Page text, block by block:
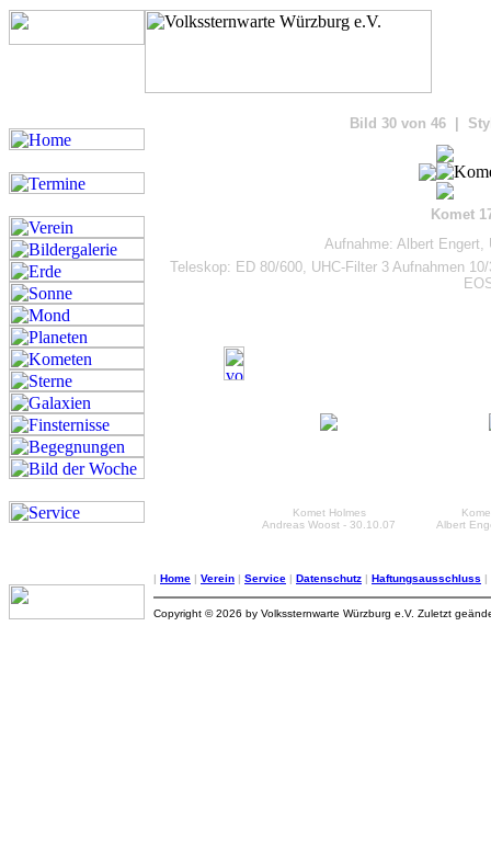
Bild 30 von 46 |
Komet
Aufnahme: Albert Engert,
Teleskop: ED 80/600, UHC-Filter 3 Aufnahmen
Komet Holmes
Andreas Woost - 30.10.07
Albert
| Home | Verein | Service | Datenschutz | Haftungsausschluss |
Copyright © 2026 by Volkssternwarte Würzburg e.V. Zuletzt